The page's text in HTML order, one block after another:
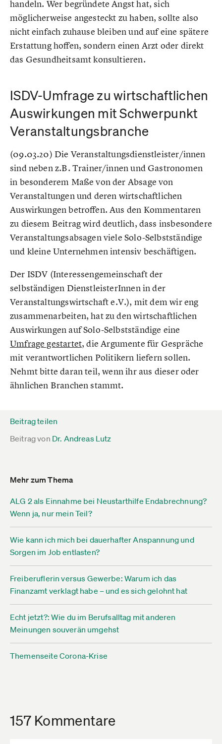
handeln. Wer begründete Angst hat, sich
möglicherweise angesteckt zu haben, sollte also
nicht einfach zuhause bleiben und auf eine spätere
Erstattung hoffen, sondern einen Arzt oder direkt
das Gesundheitsamt konsultieren.
ISDV-Umfrage zu wirtschaftlichen
Auswirkungen mit Schwerpunkt
Veranstaltungsbranche
(09.03.20) Die Veranstaltungsdienstleister/innen
sind neben z.B. Trainer/innen und Gastronomen
in besonderem Maße von der Absage von
Veranstaltungen und deren wirtschaftlichen
Auswirkungen betroffen. Aus den Kommentaren
zu diesem Beitrag wird deutlich, dass insbesondere
Veranstaltungsabsagen viele Solo-Selbstständige
und kleine Unternehmen intensiv beschäftigen.
Der ISDV (Interessengemeinschaft der
selbständigen DienstleisterInnen in der
Veranstaltungswirtschaft e.V.), mit dem wir eng
zusammenarbeiten, hat zu den wirtschaftlichen
Auswirkungen auf Solo-Selbstständige eine
Umfrage gestartet, die Argumente für Gespräche
mit verantwortlichen Politikern liefern sollen.
Nehmt bitte daran teil, wenn ihr aus dieser oder
ähnlichen Branchen stammt.
Beitrag teilen
Beitrag von Dr. Andreas Lutz
Mehr zum Thema
ALG 2 als Einnahme bei Neustarthilfe Endabrechnung?
Wenn ja, nur mein Teil?
Wie kann ich mich bei dauerhafter Anspannung und
Sorgen im Job entlasten?
Freiberuflerin versus Gewerbe: Warum ich das
Finanzamt verklagt habe – und es sich gelohnt hat
Echt jetzt?: Wie du im Berufsalltag mit anderen
Meinungen souverän umgehst
Themenseite Corona-Krise
157 Kommentare